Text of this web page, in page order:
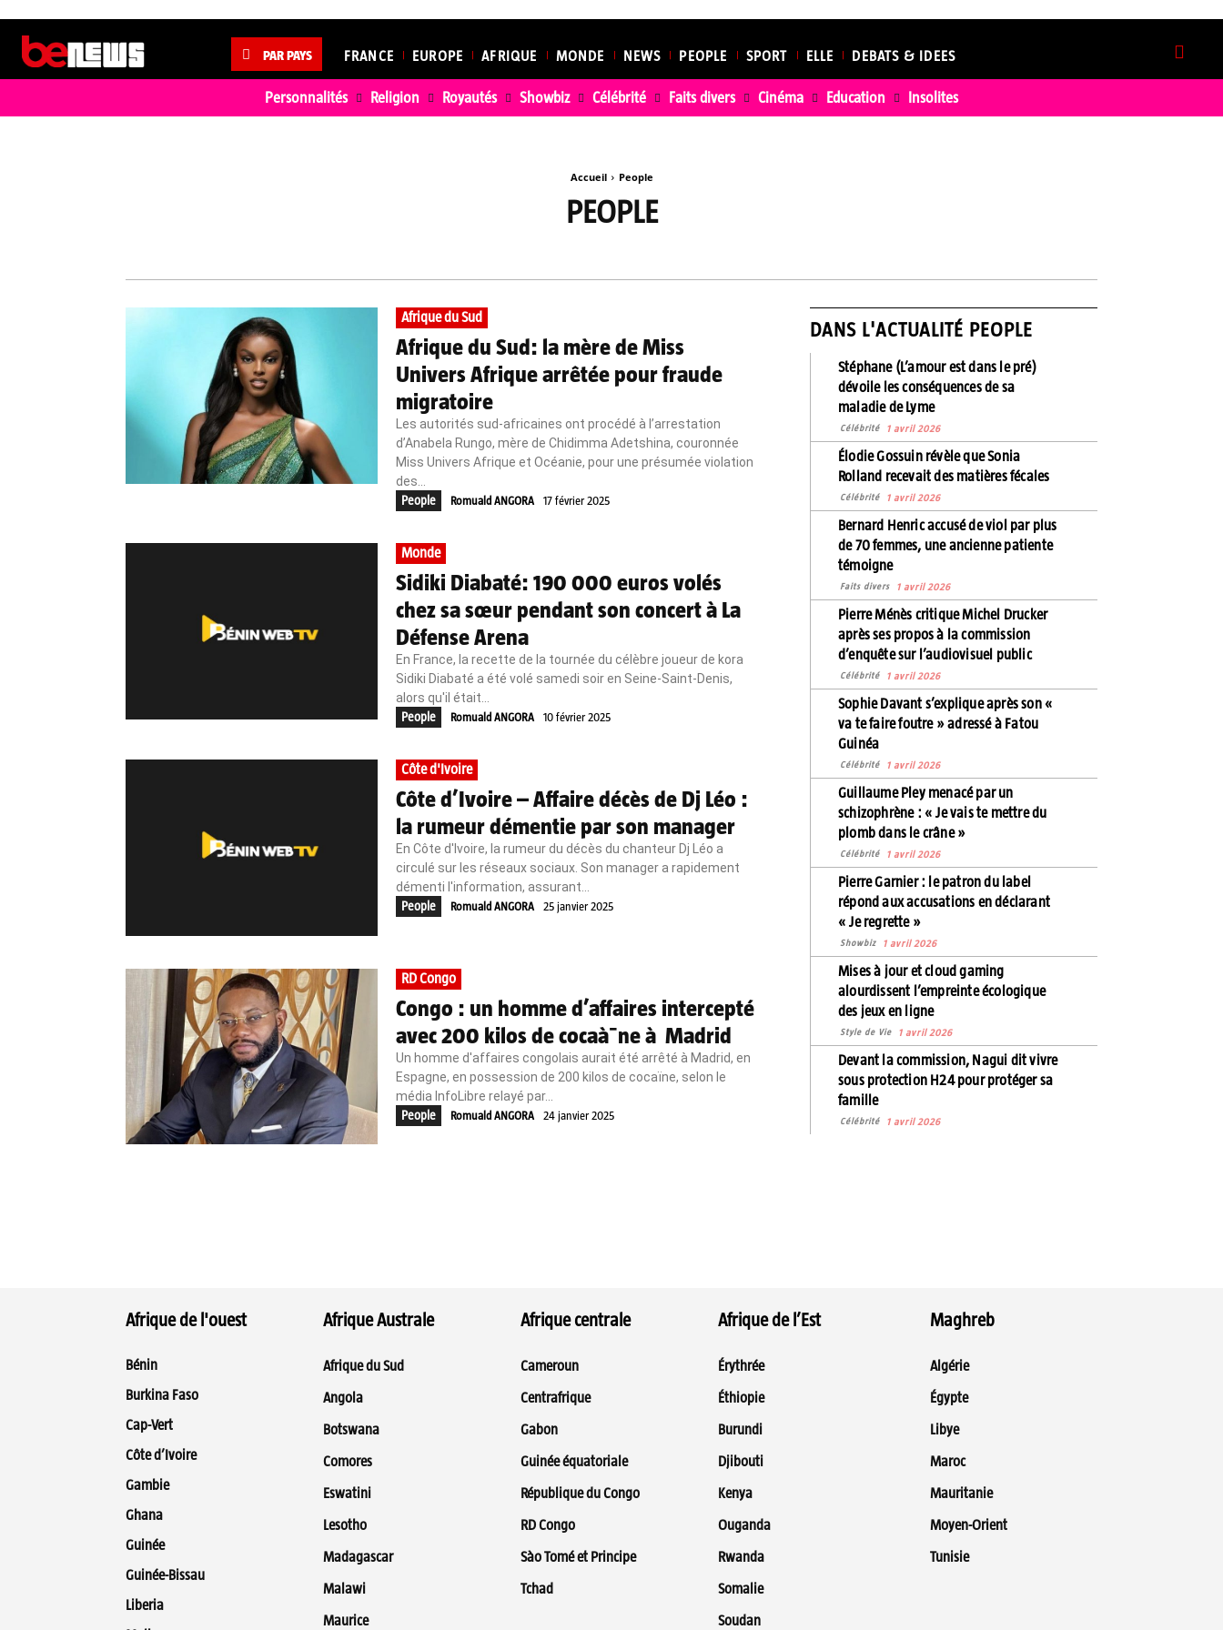
PAR PAYS FRANCE EUROPE AFRIQUE MONDE NEWS PEOPLE SPORT ELLE DEBATS & IDEES
Personnalités Religion Royautés Showbiz Célébrité Faits divers Cinéma Education Insolites
Accueil People
PEOPLE
Afrique du Sud
Afrique du Sud: la mère de Miss
Univers Afrique arrêtée pour fraude
migratoire
Les autorités sud-africaines ont procédé à l’arrestation
d’Anabela Rungo, mère de Chidimma Adetshina, couronnée
Miss Univers Afrique et Océanie, pour une présumée violation
des...
People
Romuald ANGORA 17 février 2025
Monde
Sidiki Diabaté: 190 000 euros volés
chez sa sœur pendant son concert à La
Défense Arena
En France, la recette de la tournée du célèbre joueur de kora
Sidiki Diabaté a été volé samedi soir en Seine-Saint-Denis,
alors qu'il était...
People
Romuald ANGORA 10 février 2025
Côte d'Ivoire
Côte d’Ivoire – Affaire décès de Dj Léo :
la rumeur démentie par son manager
En Côte d'Ivoire, la rumeur du décès du chanteur Dj Léo a
circulé sur les réseaux sociaux. Son manager a rapidement
démenti l'information, assurant...
People
Romuald ANGORA 25 janvier 2025
RD Congo
Congo : un homme d’affaires intercepté
avec 200 kilos de cocaà¯ne à Madrid
Un homme d'affaires congolais aurait été arrêté à Madrid, en
Espagne, en possession de 200 kilos de cocaïne, selon le
média InfoLibre relayé par...
People
Romuald ANGORA 24 janvier 2025
DANS L'ACTUALITÉ PEOPLE
Stéphane (L’amour est dans le pré)
dévoile les conséquences de sa
maladie de Lyme
Célébrité 1 avril 2026
Élodie Gossuin révèle que Sonia
Rolland recevait des matières fécales
Célébrité 1 avril 2026
Bernard Henric accusé de viol par plus
de 70 femmes, une ancienne patiente
témoigne
Faits divers 1 avril 2026
Pierre Ménès critique Michel Drucker
après ses propos à la commission
d’enquête sur l’audiovisuel public
Célébrité 1 avril 2026
Sophie Davant s’explique après son «
va te faire foutre » adressé à Fatou
Guinéa
Célébrité 1 avril 2026
Guillaume Pley menacé par un
schizophrène : « Je vais te mettre du
plomb dans le crâne »
Célébrité 1 avril 2026
Pierre Garnier : le patron du label
répond aux accusations en déclarant
« Je regrette »
Showbiz 1 avril 2026
Mises à jour et cloud gaming
alourdissent l’empreinte écologique
des jeux en ligne
Style de Vie 1 avril 2026
Devant la commission, Nagui dit vivre
sous protection H24 pour protéger sa
famille
Célébrité 1 avril 2026
Afrique de l'ouest
Bénin
Burkina Faso
Cap-Vert
Côte d’Ivoire
Gambie
Ghana
Guinée
Guinée-Bissau
Liberia
Afrique Australe
Afrique du Sud
Angola
Botswana
Comores
Eswatini
Lesotho
Madagascar
Malawi
Maurice
Afrique centrale
Cameroun
Centrafrique
Gabon
Guinée équatoriale
République du Congo
RD Congo
Sào Tomé et Principe
Tchad
Afrique de l’Est
Érythrée
Éthiopie
Burundi
Djibouti
Kenya
Ouganda
Rwanda
Somalie
Soudan
Maghreb
Algérie
Égypte
Libye
Maroc
Mauritanie
Moyen-Orient
Tunisie